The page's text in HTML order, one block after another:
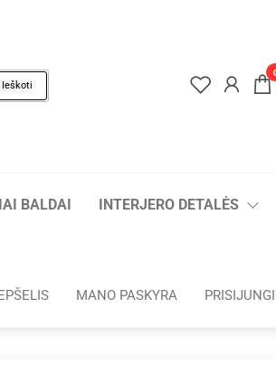
Ieškoti
BALDAI INTERJERO DETALĖS
MANO PASKYRA